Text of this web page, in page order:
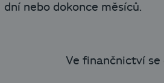
dní nebo dokonce měsíců.
Ve finančnictví se